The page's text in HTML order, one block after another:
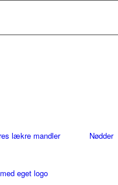
lækre mandler Nødder
eget logo